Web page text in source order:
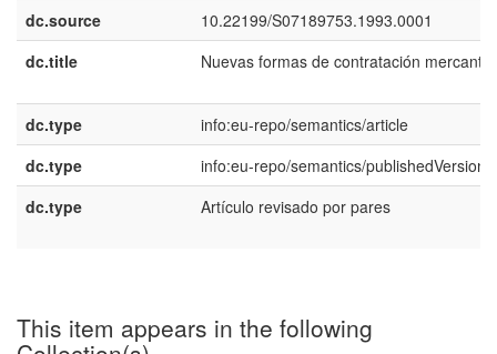
dc.source
10.22199/S07189753.1993.0001
dc.title
Nuevas formas de contratación mercantil
dc.type
info:eu-repo/semantics/article
dc.type
info:eu-repo/semantics/publishedVersion
dc.type
Artículo revisado por pares
This item appears in the following